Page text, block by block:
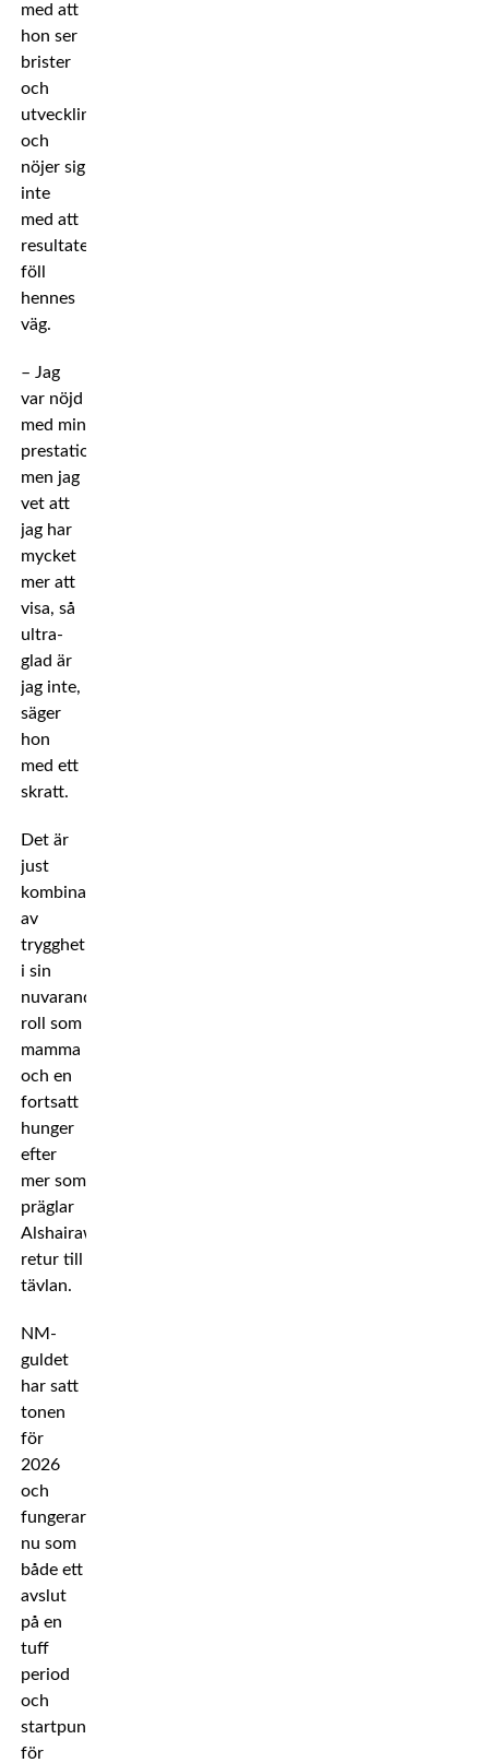
med att
hon ser
brister
och
utvecklingsområden,
och
nöjer sig
inte
med att
resultatet
föll
hennes
väg.
– Jag
var nöjd
med min
prestation
men jag
vet att
jag har
mycket
mer att
visa, så
ultra-
glad är
jag inte,
säger
hon
med ett
skratt.
Det är
just
kombinationen
av
trygghet
i sin
nuvarande
roll som
mamma
och en
fortsatt
hunger
efter
mer som
präglar
Alshairawis
retur till
tävlan.
NM-
guldet
har satt
tonen
för
2026
och
fungerar
nu som
både ett
avslut
på en
tuff
period
och
startpunkten
för